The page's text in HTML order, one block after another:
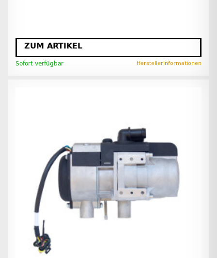
ZUM ARTIKEL
Sofort verfügbar Herstellerinformationen